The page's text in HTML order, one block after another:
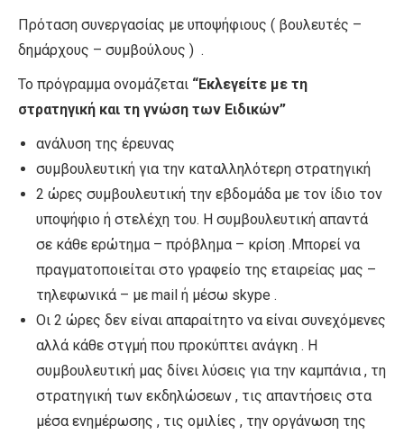
Πρόταση συνεργασίας με υποψήφιους ( βουλευτές –
δημάρχους – συμβούλους ) .
Το πρόγραμμα ονομάζεται “Εκλεγείτε με τη
στρατηγική και τη γνώση των Ειδικών”
ανάλυση της έρευνας
συμβουλευτική για την καταλληλότερη στρατηγική
2 ώρες συμβουλευτική την εβδομάδα με τον ίδιο τον
υποψήφιο ή στελέχη του. Η συμβουλευτική απαντά
σε κάθε ερώτημα – πρόβλημα – κρίση .Μπορεί να
πραγματοποιείται στο γραφείο της εταιρείας μας –
τηλεφωνικά – με mail ή μέσω skype .
Οι 2 ώρες δεν είναι απαραίτητο να είναι συνεχόμενες
αλλά κάθε στγμή που προκύπτει ανάγκη . Η
συμβουλευτική μας δίνει λύσεις για την καμπάνια , τη
στρατηγική των εκδηλώσεων , τις απαντήσεις στα
μέσα ενημέρωσης , τις ομιλίες , την οργάνωση της